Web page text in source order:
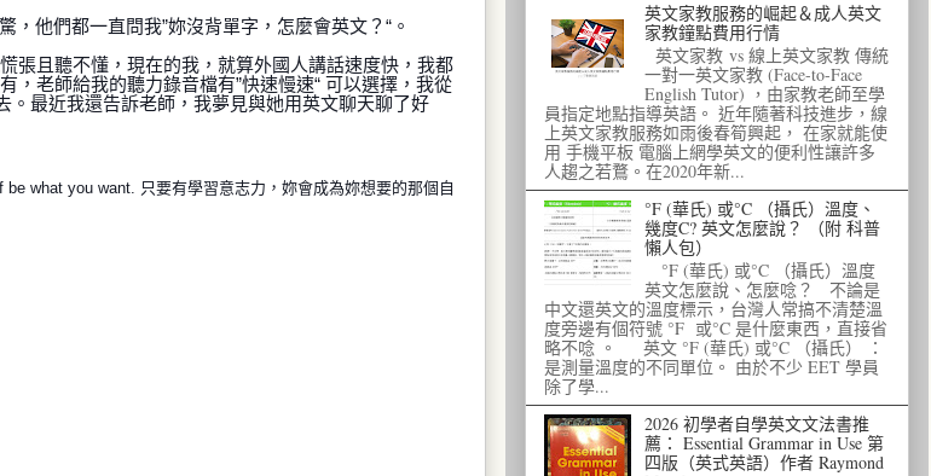
他們都一直問我”妳沒背單字，怎麼會英文？“。
張且聽不懂，現在的我，就算外國人講話速度快，我都
老師給我的聽力錄音檔有”快速慢速“ 可以選擇，我從
。 最近我還告訴老師，我夢見與她用英文聊天聊了好
what you want. 只要有學習意志力，妳會成為妳想要的那個自
英文家教服務的崛起＆成人英文
家教鐘點費用行情
英文家教 vs 線上英文家教 傳統
一對一英文家教 (Face-to-Face
English Tutor) ，由家教老師至學
員指定地點指導英語。 近年隨著科技進步，線
上英文家教服務如雨後春筍興起， 在家就能使
用 手機平板 電腦上網學英文的便利性讓許多
人趨之若鶩。在2020年新...
°F (華氏) 或°C （攝氏）溫度、
幾度C? 英文怎麼說？ （附 科普
懶人包）
°F (華氏) 或°C （攝氏）溫度
英文怎麼說、怎麼唸？ 不論是
中文還英文的溫度標示，台灣人常搞不清楚溫
度旁邊有個符號 °F 或°C 是什麼東西，直接省
略不唸 。 英文 °F (華氏) 或°C （攝氏） ：
是測量溫度的不同單位。 由於不少 EET 學員
除了學...
2026 初學者自學英文文法書推
薦： Essential Grammar in Use 第
四版（英式英語）作者 Raymond